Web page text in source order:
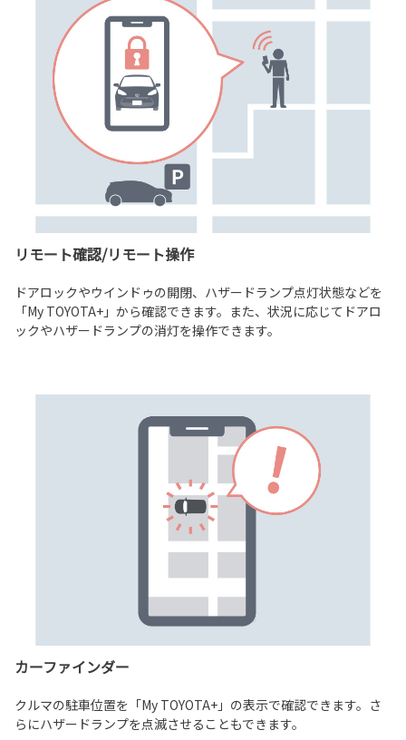
リモート確認/リモート操作
ドアロックやウインドゥの開閉、ハザードランプ点灯状態などを
「My TOYOTA+」から確認できます。また、状況に応じてドアロ
ックやハザードランプの消灯を操作できます。
カーファインダー
クルマの駐車位置を「My TOYOTA+」の表示で確認できます。さ
らにハザードランプを点滅させることもできます。